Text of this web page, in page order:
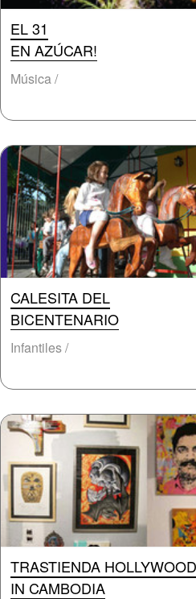
EL 31
EN AZÚCAR!
Música /
CALESITA DEL
BICENTENARIO
Infantiles /
TRASTIENDA HOLLYWOOD
IN CAMBODIA